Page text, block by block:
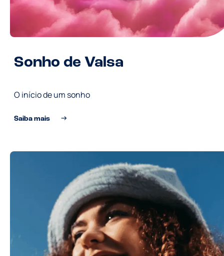
Sonho de Valsa
O início de um sonho
Saiba mais